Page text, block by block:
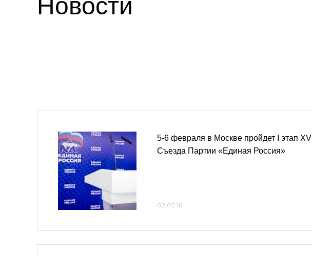
Новости
5-6 февраля в Москве пройдет I этап XV
Съезда Партии «Единая Россия»
02.02.16